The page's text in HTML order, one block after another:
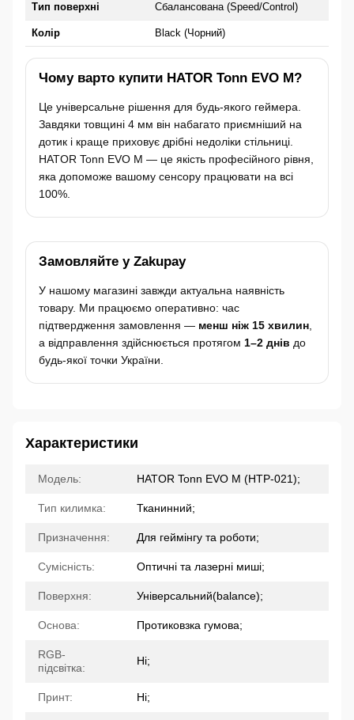
Тип поверхні Сбалансована (Speed/Control)
Колір Black (Чорний)
Чому варто купити HATOR Tonn EVO M?
Це універсальне рішення для будь-якого геймера.
Завдяки товщині 4 мм він набагато приємніший на
дотик і краще приховує дрібні недоліки стільниці.
HATOR Tonn EVO M — це якість професійного рівня,
яка допоможе вашому сенсору працювати на всі
100%.
Замовляйте у Zakupay
У нашому магазині завжди актуальна наявність
товару. Ми працюємо оперативно: час
підтвердження замовлення — менш ніж 15 хвилин
а відправлення здійснюється протягом 1–2 днів до
будь-якої точки України.
Характеристики
Модель: HATOR Tonn EVO М (HTP-021);
Тип килимка: Тканинний;
Призначення: Для геймінгу та роботи;
Сумісність: Оптичні та лазерні миші;
Поверхня: Універсальний(balance);
Основа: Протиковзка гумова;
RGB-
підсвітка:
Ні;
Принт: Ні;